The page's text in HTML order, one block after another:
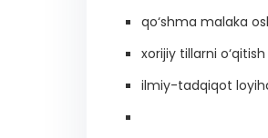
qo‘shma malaka
xorijiy tillarni
ilmiy-tadqiqot